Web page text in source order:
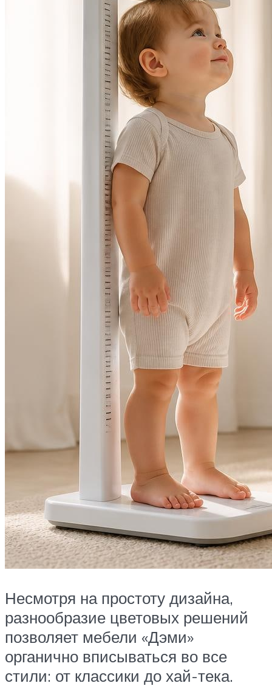
Несмотря на простоту дизайна,
разнообразие цветовых решений
позволяет мебели «Дэми»
органично вписываться во все
стили: от классики до хай-тека.